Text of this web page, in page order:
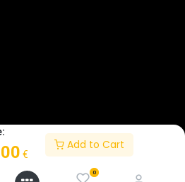
€
Add to Cart
0